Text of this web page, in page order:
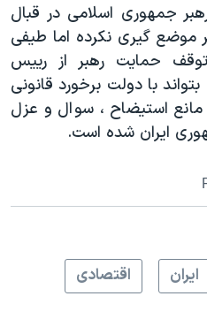
جمهوری اسلامی در قبال
گیری نکرده اما طیفی
توقف حمایت رهبر از رییس
با دولت برخورد قانونی
مانع استیضاح ، سوال و عزل
ایران شده است.
ايران اقتصادی